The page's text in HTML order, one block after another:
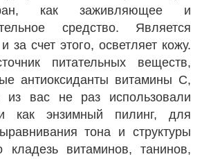
как заживляющее и
средство. Является
за счет этого, осветляет кожу.
питательных веществ,
антиоксиданты витамины С,
вас не раз использовали
как энзимный пилинг, для
тона и структуры
кладезь витаминов, танинов,